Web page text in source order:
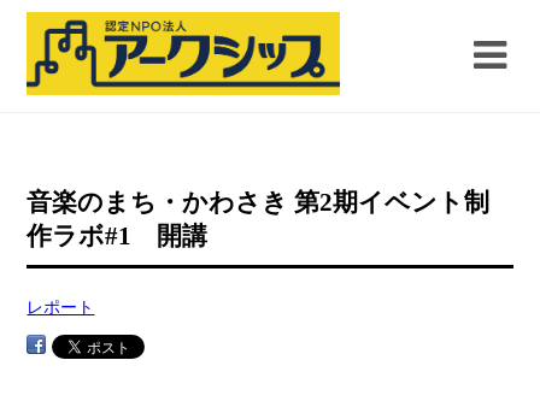
音楽のまち・かわさき 第2期イベント制
作ラボ#1 開講
レポート